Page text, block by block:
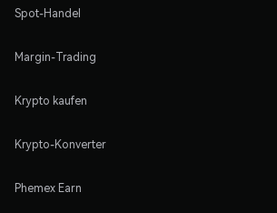
Spot-Handel
Margin-Trading
Krypto kaufen
Krypto-Konverter
Phemex Earn